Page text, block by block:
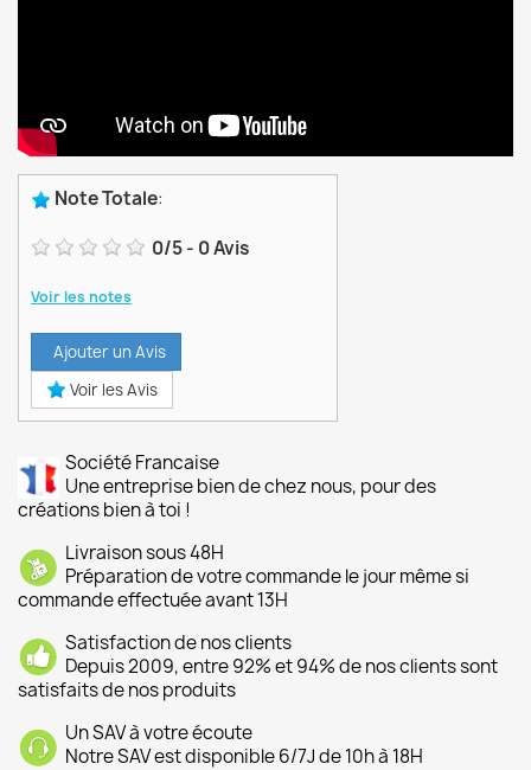
Note Totale:
0/5- 0Avis
Voir les notes
Ajouter un Avis
Voir les Avis
Société Francaise
Une entreprise bien de chez nous, pour des
créations bien à toi !
Livraison sous 48H
Préparation de votre commande le jour même si
commande effectuée avant 13H
Satisfaction de nos clients
Depuis 2009, entre 92% et 94% de nos clients sont
satisfaits de nos produits
Un SAV à votre écoute
Notre SAV est disponible 6/7J de 10h à 18H